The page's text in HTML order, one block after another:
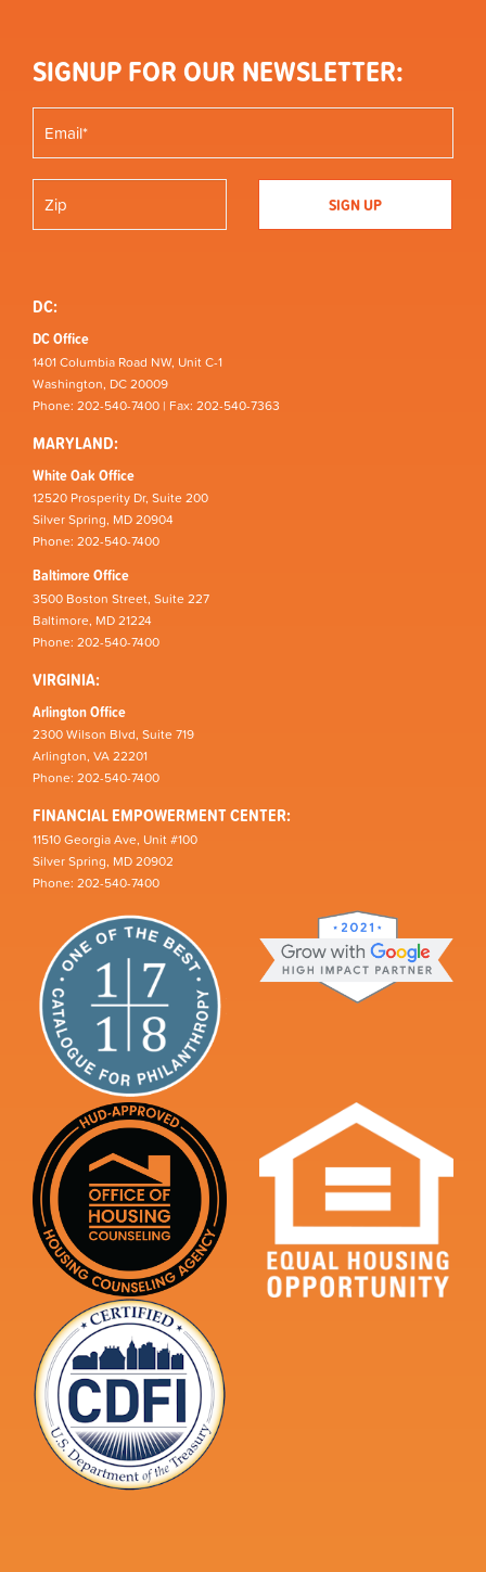
SIGNUP FOR OUR NEWSLETTER:
DC:
DC Office
1401 Columbia Road NW, Unit C-1
Washington, DC 20009
Phone: 202-540-7400 | Fax: 202-540-7363
MARYLAND:
White Oak Office
12520 Prosperity Dr, Suite 200
Silver Spring, MD 20904
Phone: 202-540-7400
Baltimore Office
3500 Boston Street, Suite 227
Baltimore, MD 21224
Phone: 202-540-7400
VIRGINIA:
Arlington Office
2300 Wilson Blvd, Suite 719
Arlington, VA 22201
Phone: 202-540-7400
FINANCIAL EMPOWERMENT CENTER:
11510 Georgia Ave, Unit #100
Silver Spring, MD 20902
Phone: 202-540-7400